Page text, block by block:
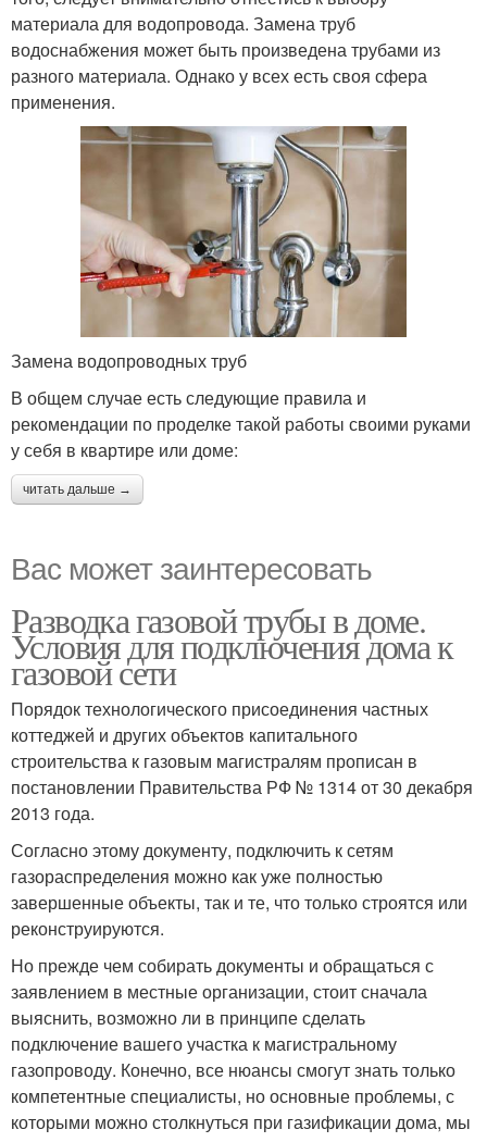
материала для водопровода. Замена труб
водоснабжения может быть произведена трубами из
разного материала. Однако у всех есть своя сфера
применения.
Замена водопроводных труб
В общем случае есть следующие правила и
рекомендации по проделке такой работы своими руками
у себя в квартире или доме:
читать дальше →
Вас может заинтересовать
Разводка газовой трубы в доме.
Условия для подключения дома к
газовой сети
Порядок технологического присоединения частных
коттеджей и других объектов капитального
строительства к газовым магистралям прописан в
постановлении Правительства РФ № 1314 от 30 декабря
2013 года.
Согласно этому документу, подключить к сетям
газораспределения можно как уже полностью
завершенные объекты, так и те, что только строятся или
реконструируются.
Но прежде чем собирать документы и обращаться с
заявлением в местные организации, стоит сначала
выяснить, возможно ли в принципе сделать
подключение вашего участка к магистральному
газопроводу. Конечно, все нюансы смогут знать только
компетентные специалисты, но основные проблемы, с
которыми можно столкнуться при газификации дома, мы